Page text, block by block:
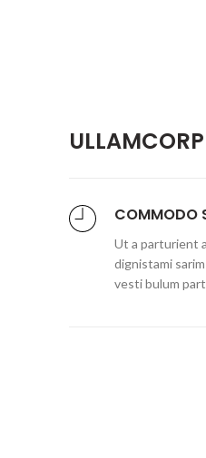
COMMODO
Ut a parturient
dignistami
vesti bulum